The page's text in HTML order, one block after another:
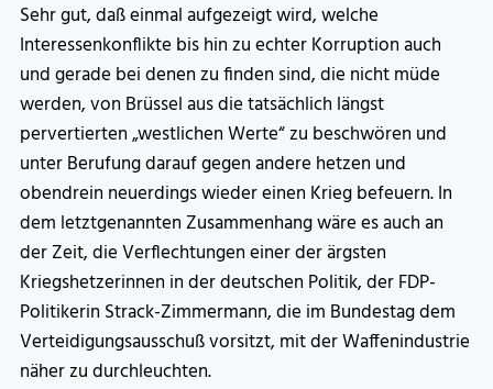
Sehr gut, daß einmal aufgezeigt wird, welche
Interessenkonflikte bis hin zu echter Korruption auch
und gerade bei denen zu finden sind, die nicht müde
werden, von Brüssel aus die tatsächlich längst
pervertierten „westlichen Werte“ zu beschwören und
unter Berufung darauf gegen andere hetzen und
obendrein neuerdings wieder einen Krieg befeuern. In
dem letztgenannten Zusammenhang wäre es auch an
der Zeit, die Verflechtungen einer der ärgsten
Kriegshetzerinnen in der deutschen Politik, der FDP-
Politikerin Strack-Zimmermann, die im Bundestag dem
Verteidigungsausschuß vorsitzt, mit der Waffenindustrie
näher zu durchleuchten.